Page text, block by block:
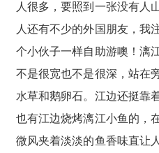
人很多，要照到一张没有人
人还有不少的外国朋友，我
个小伙子一样自助游噢！漓
不是很宽也不是很深，站在
水草和鹅卵石。江边还挺靠
也有江边烧烤漓江小鱼的，
微风夹着淡淡的鱼香味直让